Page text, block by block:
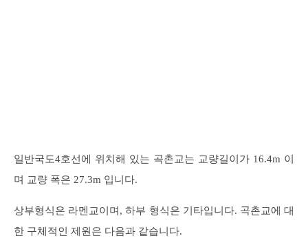
일반국도4호선에 위치해 있는 곡촌교는 교량길이가 16.4m 이
며 교량 폭은 27.3m 입니다.
상부형식은 라멘교이며, 하부 형식은 기타입니다. 곡촌교에 대
한 구체적인 제원은 다음과 같습니다.